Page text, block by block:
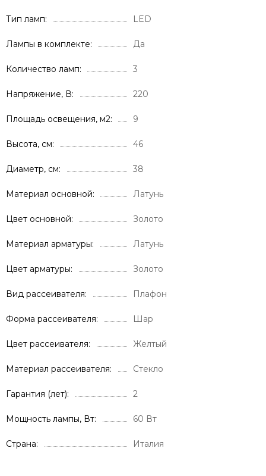
Тип ламп LED
Лампы в комплекте Да
Количество ламп 3
Напряжение, В 220
Площадь освещения, м2 9
Высота, см 46
Диаметр, см 38
Материал основной Латунь
Цвет основной Золото
Материал арматуры Латунь
Цвет арматуры Золото
Вид рассеивателя Плафон
Форма рассеивателя Шар
Цвет рассеивателя Желтый
Материал рассеивателя Стекло
Гарантия (лет) 2
Мощность лампы, Вт 60 Вт
Страна Италия